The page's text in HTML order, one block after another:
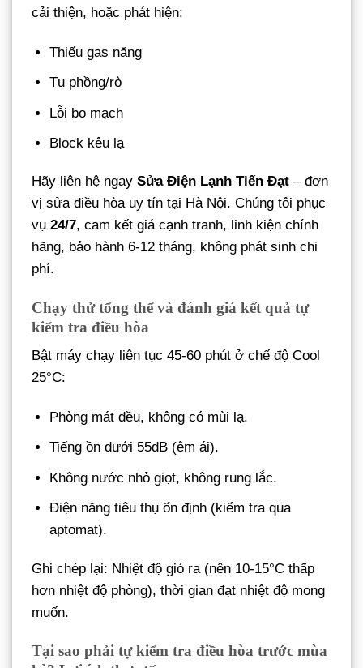
cải thiện, hoặc phát hiện:
Thiếu gas nặng
Tụ phồng/rò
Lỗi bo mạch
Block kêu lạ
Hãy liên hệ ngay Sửa Điện Lạnh Tiến Đạt – đơn
vị sửa điều hòa uy tín tại Hà Nội. Chúng tôi phục
vụ 24/7, cam kết giá cạnh tranh, linh kiện chính
hãng, bảo hành 6-12 tháng, không phát sinh chi
phí.
Chạy thử tổng thể và đánh giá kết quả tự
kiểm tra điều hòa
Bật máy chạy liên tục 45-60 phút ở chế độ Cool
25°C:
Phòng mát đều, không có mùi lạ.
Tiếng ồn dưới 55dB (êm ái).
Không nước nhỏ giọt, không rung lắc.
Điện năng tiêu thụ ổn định (kiểm tra qua
aptomat).
Ghi chép lại: Nhiệt độ gió ra (nên 10-15°C thấp
hơn nhiệt độ phòng), thời gian đạt nhiệt độ mong
muốn.
Tại sao phải tự kiểm tra điều hòa trước mùa